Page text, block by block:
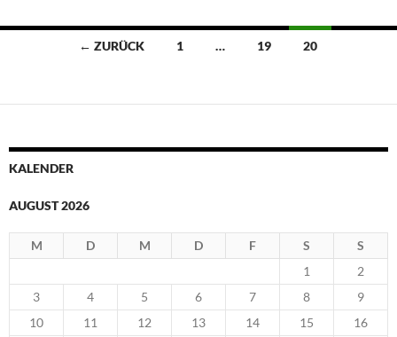
Beitragsnavigation
← ZURÜCK 1 … 19 20
KALENDER
AUGUST 2026
M D M D F S
S
1
2
3
4 5 6 7 8
9
10
11 12 13 14 15
16